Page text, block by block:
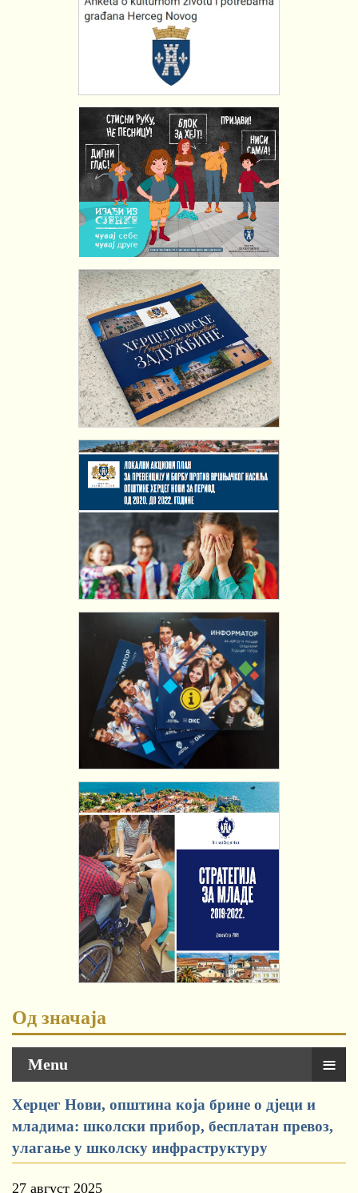
Од значаја
Menu ≡
Херцег Нови, општина која брине о дјеци и
младима: школски прибор, бесплатан превоз,
улагање у школску инфраструктуру
27 август 2025